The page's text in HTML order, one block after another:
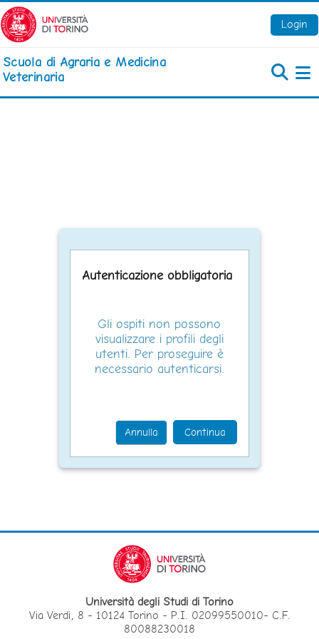
Vai al contenuto principale
Login
Scuola di Agraria e Medicina
Veterinaria
Autenticazione obbligatoria
Gli ospiti non possono
visualizzare i profili degli
utenti. Per proseguire è
necessario autenticarsi.
Annulla Continua
Università degli Studi di Torino
Via Verdi, 8 - 10124 Torino - P.I. 02099550010- C.F.
80088230018